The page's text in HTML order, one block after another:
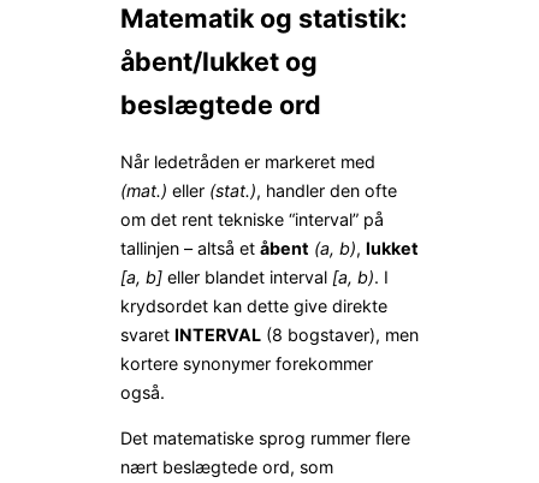
Matematik og statistik:
åbent/lukket og
beslægtede ord
Når ledetråden er markeret med
(mat.) eller (stat.), handler den ofte
om det rent tekniske “interval” på
tallinjen – altså et åbent (a, b), lukket
[a, b] eller blandet interval [a, b). I
krydsordet kan dette give direkte
svaret INTERVAL (8 bogstaver), men
kortere synonymer forekommer
også.
Det matematiske sprog rummer flere
nært beslægtede ord, som